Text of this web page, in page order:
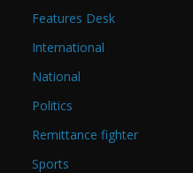
Features Desk
International
National
Politics
Remittance fighter
Sports